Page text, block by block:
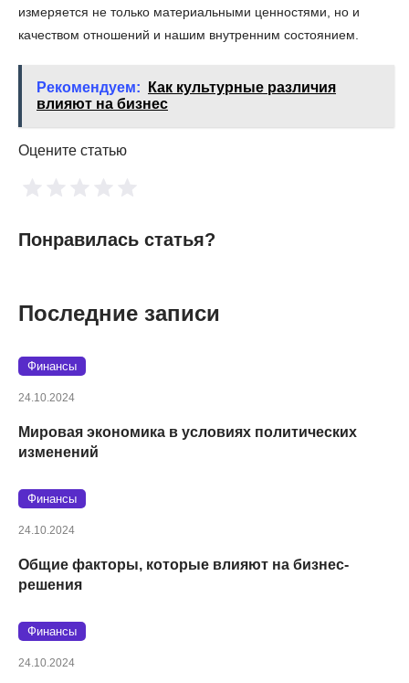
измеряется не только материальными ценностями, но и
качеством отношений и нашим внутренним состоянием.
Рекомендуем:
Как культурные различия
влияют на бизнес
Оцените статью
Понравилась статья?
Последние записи
Финансы
24.10.2024
Мировая экономика в условиях политических
изменений
Финансы
24.10.2024
Общие факторы, которые влияют на бизнес-
решения
Финансы
24.10.2024